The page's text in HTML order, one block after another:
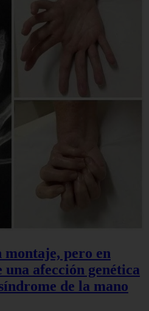
montaje, pero en
afección genética
de la mano